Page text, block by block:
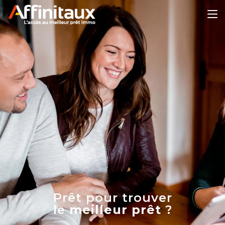
Prêt pour trouver
lemeilleur prêt?